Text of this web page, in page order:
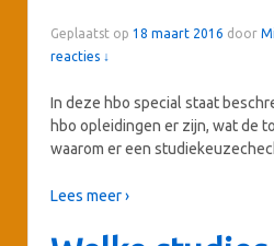
Geplaatst op 18 maart 2016 door
reacties ↓
In deze hbo special staat
hbo opleidingen er zijn, wat de
waarom er een
Lees meer ›